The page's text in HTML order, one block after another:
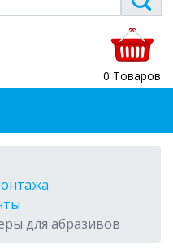
0 Товаров
для абразивов